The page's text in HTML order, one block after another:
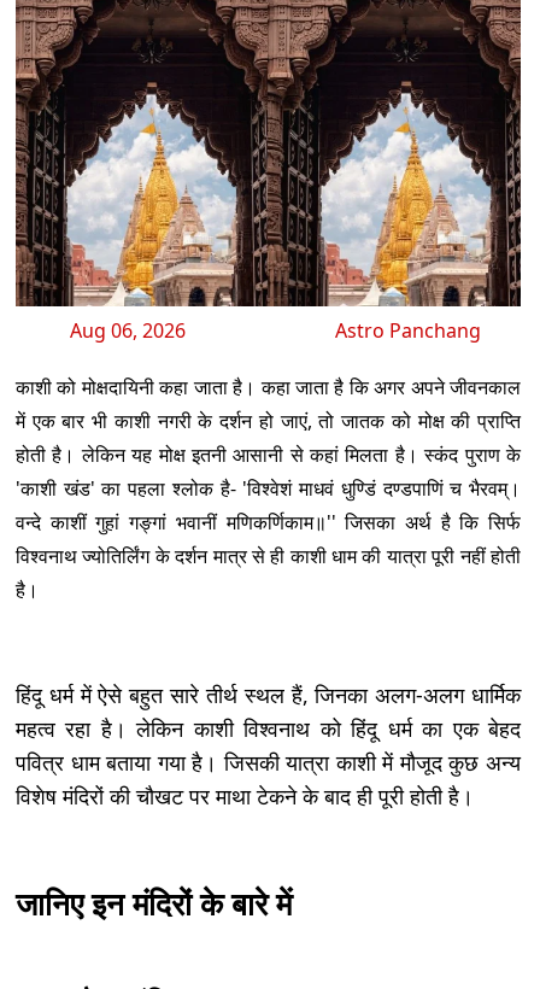
Aug 06, 2026 Astro Panchang
काशी को मोक्षदायिनी कहा जाता है। कहा जाता है कि अगर अपने जीवनकाल
में एक बार भी काशी नगरी के दर्शन हो जाएं, तो जातक को मोक्ष की प्राप्ति
होती है। लेकिन यह मोक्ष इतनी आसानी से कहां मिलता है। स्कंद पुराण के
'काशी खंड' का पहला श्लोक है- 'विश्वेशं माधवं धुण्डिं दण्डपाणिं च भैरवम्।
वन्दे काशीं गुहां गङ्गां भवानीं मणिकर्णिकाम॥'' जिसका अर्थ है कि सिर्फ
विश्वनाथ ज्योतिर्लिंग के दर्शन मात्र से ही काशी धाम की यात्रा पूरी नहीं होती
है।
हिंदू धर्म में ऐसे बहुत सारे तीर्थ स्थल हैं, जिनका अलग-अलग धार्मिक
महत्व रहा है। लेकिन काशी विश्वनाथ को हिंदू धर्म का एक बेहद
पवित्र धाम बताया गया है। जिसकी यात्रा काशी में मौजूद कुछ अन्य
विशेष मंदिरों की चौखट पर माथा टेकने के बाद ही पूरी होती है।
जानिए इन मंदिरों के बारे में